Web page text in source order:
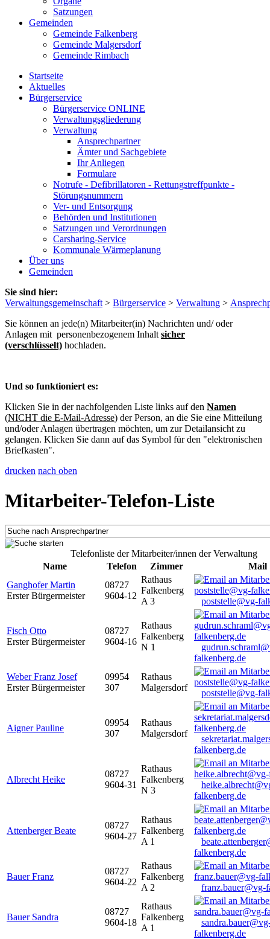
Satzungen
Gemeinden
Gemeinde Falkenberg
Gemeinde Malgersdorf
Gemeinde Rimbach
Startseite
Aktuelles
Bürgerservice
Bürgerservice ONLINE
Verwaltungsgliederung
Verwaltung
Ansprechpartner
Ämter und Sachgebiete
Ihr Anliegen
Formulare
Notrufe - Defibrillatoren - Rettungstreffpunkte -
Störungsnummern
Ver- und Entsorgung
Behörden und Institutionen
Satzungen und Verordnungen
Carsharing-Service
Kommunale Wärmeplanung
Über uns
Gemeinden
Sie sind hier:
Verwaltungsgemeinschaft > Bürgerservice > Verwaltung >
Sie können an jede(n) Mitarbeiter(in) Nachrichten und/ oder
Anlagen mit personenbezogenem Inhalt sicher
(verschlüsselt) hochladen.
Und so funktioniert es:
Klicken Sie in der nachfolgenden Liste links auf den Namen
(NICHT die E-Mail-Adresse) der Person, an die Sie eine Mitteilung
und/oder Anlagen übertragen möchten, um zur Detailansicht zu
gelangen. Klicken Sie dann auf das Symbol für den "elektronischen
Briefkasten".
drucken nach oben
Mitarbeiter-Telefon-Liste
Telefonliste der Mitarbeiter/innen der Verwaltung
Name
Telefon Zimmer
Mail
Ganghofer Martin
Erster Bürgermeister
08727
9604-12
Rathaus
Falkenberg
A 3
poststelle@vg-
Fisch Otto
Erster Bürgermeister
08727
9604-16
Rathaus
Falkenberg
N 1
falkenberg.de
Weber Franz Josef
Erster Bürgermeister
09954
307
Rathaus
Malgersdorf
poststelle@vg-
Aigner Pauline
09954
307
Rathaus
Malgersdorf
falkenberg.de
Albrecht Heike
08727
9604-31
Rathaus
Falkenberg
N 3
falkenberg.de
Attenberger Beate
08727
9604-27
Rathaus
Falkenberg
A 1
falkenberg.de
Bauer Franz
08727
9604-22
Rathaus
Falkenberg
A 2
franz.bauer@vg-
Bauer Sandra
08727
9604-18
Rathaus
Falkenberg
A 1
falkenberg.de